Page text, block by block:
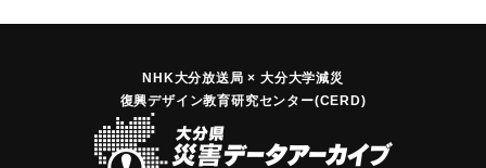
NHK大分放送局 × 大分大学減災
復興デザイン教育研究センター(CERD)